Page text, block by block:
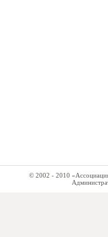
© 2002 - 2010 «Ассоциация